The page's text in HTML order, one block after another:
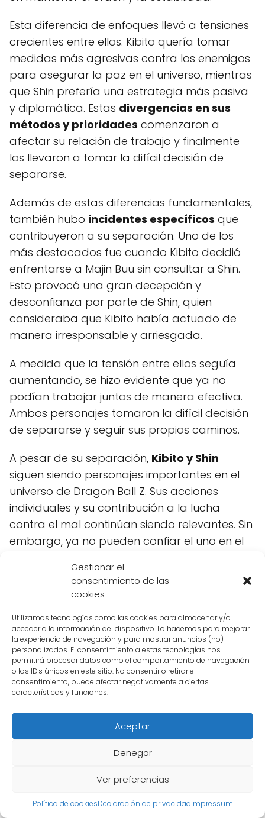
Gestionar el
consentimiento de las
cookies
Utilizamos tecnologías como las cookies para almacenar y/o
acceder a la información del dispositivo. Lo hacemos para mejorar
la experiencia de navegación y para mostrar anuncios (no)
personalizados. El consentimiento a estas tecnologías nos
permitirá procesar datos como el comportamiento de navegación
o los ID's únicos en este sitio. No consentir o retirar el
consentimiento, puede afectar negativamente a ciertas
características y funciones.
Aceptar
Denegar
Ver preferencias
Política de cookiesDeclaración de privacidadImpressum
Esta diferencia de enfoques llevó a tensiones
crecientes entre ellos. Kibito quería tomar
medidas más agresivas contra los enemigos
para asegurar la paz en el universo, mientras
que Shin prefería una estrategia más pasiva
y diplomática. Estas divergencias en sus
métodos y prioridades comenzaron a
afectar su relación de trabajo y finalmente
los llevaron a tomar la difícil decisión de
separarse.
Además de estas diferencias fundamentales,
también hubo incidentes específicos que
contribuyeron a su separación. Uno de los
más destacados fue cuando Kibito decidió
enfrentarse a Majin Buu sin consultar a Shin.
Esto provocó una gran decepción y
desconfianza por parte de Shin, quien
consideraba que Kibito había actuado de
manera irresponsable y arriesgada.
A medida que la tensión entre ellos seguía
aumentando, se hizo evidente que ya no
podían trabajar juntos de manera efectiva.
Ambos personajes tomaron la difícil decisión
de separarse y seguir sus propios caminos.
A pesar de su separación, Kibito y Shin
siguen siendo personajes importantes en el
universo de Dragon Ball Z. Sus acciones
individuales y su contribución a la lucha
contra el mal continúan siendo relevantes. Sin
embargo, ya no pueden confiar el uno en el
las consecuencias de su separación.
La separación de Kibito y Shin fue el resultado
de diferencias fundamentales en sus
objetivos y métodos, así como de incidentes
específicos que socavaron su relación de
trabajo. Aunque esto fue sorprendente para
los fans, ambos personajes siguen siendo
importantes en la historia de Dragon Ball Z y
continúan enfrentando desafíos separados
en su lucha contra las fuerzas del mal.
Cómo afectó la separación
de Kibito y Shin a los demás